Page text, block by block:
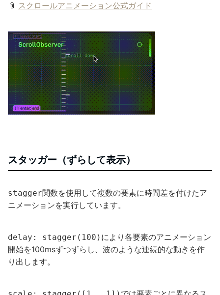
📎 スクロールアニメーション公式ガイド
スタッガー（ずらして表示）
stagger関数を使用して複数の要素に時間差を付けたア
ニメーションを実行しています。
delay: stagger(100) により各要素のアニメーション
開始を100msずつずらし、波のような連続的な動きを作
り出します。